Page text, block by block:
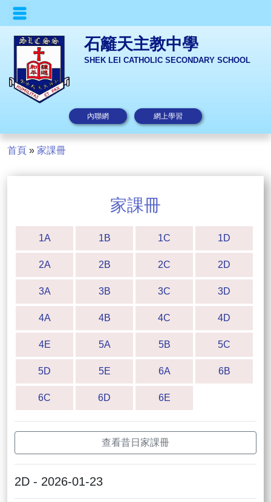
石籬天主教中學
SHEK LEI CATHOLIC SECONDARY SCHOOL
內聯網 網上學習
首頁 » 家課冊
家課冊
1A 1B 1C 1D
2A 2B 2C 2D
3A 3B 3C 3D
4A 4B 4C 4D
4E 5A 5B 5C
5D 5E 6A 6B
6C 6D 6E
查看昔日家課冊
2D - 2026-01-23